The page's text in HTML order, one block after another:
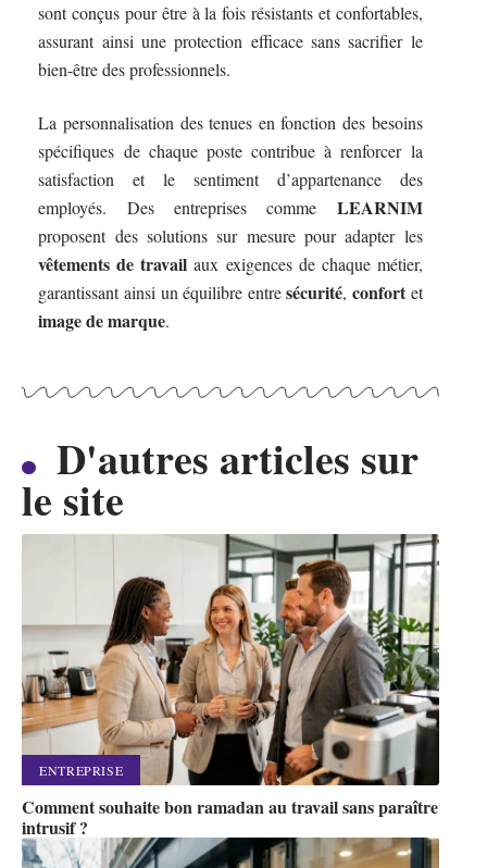
sont conçus pour être à la fois résistants et confortables,
assurant ainsi une protection efficace sans sacrifier le
bien-être des professionnels.
La personnalisation des tenues en fonction des besoins
spécifiques de chaque poste contribue à renforcer la
satisfaction et le sentiment d’appartenance des
employés. Des entreprises comme LEARNIM
proposent des solutions sur mesure pour adapter les
vêtements de travail aux exigences de chaque métier,
garantissant ainsi un équilibre entresécurité,confort et
image de marque.
D'autres articles sur
le site
ENTREPRISE
Comment souhaite bon ramadan au travail sans paraître
intrusif ?